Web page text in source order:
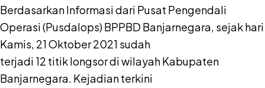
Berdasarkan Informasi dari Pusat Pengendali
Operasi (Pusdalops) BPPBD Banjarnegara, sejak hari
Kamis, 21 Oktober 2021 sudah
terjadi 12 titik longsor di wilayah Kabupaten
Banjarnegara. Kejadian terkini